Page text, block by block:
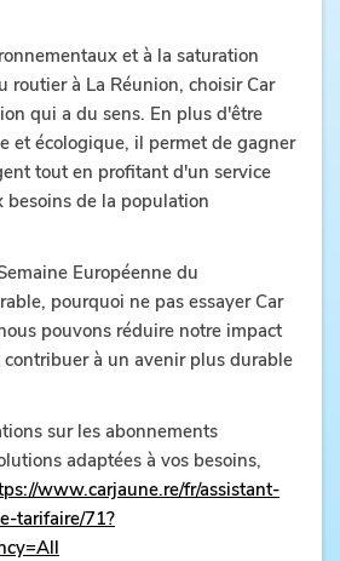
et à la saturation
routier à La Réunion, choisir Car
qui a du sens. En plus d'être
et écologique, il permet de gagner
tout en profitant d'un service
de la population
Européenne du
pourquoi ne pas essayer Car
pouvons réduire notre impact
à un avenir plus durable
sur les abonnements
adaptées à vos besoins,
www.carjaune.re/fr/assistant-
tarifaire/71?